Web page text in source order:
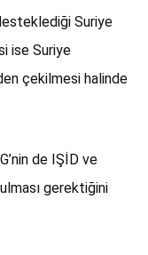
Suriye
ise Suriye
çekilmesi halinde
de IŞİD ve
gerektiğini